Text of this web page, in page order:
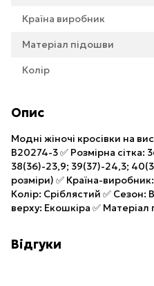
Країна виробник
Матеріал підошви
Колір
Опис
Модні жіночі кросівки на
B20274-3 ✅ Розмірна сітка:
38(36)-23,9; 39(37)-24,3;
розміри) ✅ Країна-
Колір: Сріблястий ✅ Сезон:
верху: Екошкіра ✅ Матеріал
Відгуки